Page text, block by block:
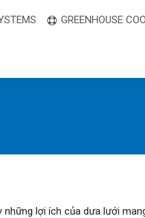
GREENHOUSE
lợi ích của dưa lưới